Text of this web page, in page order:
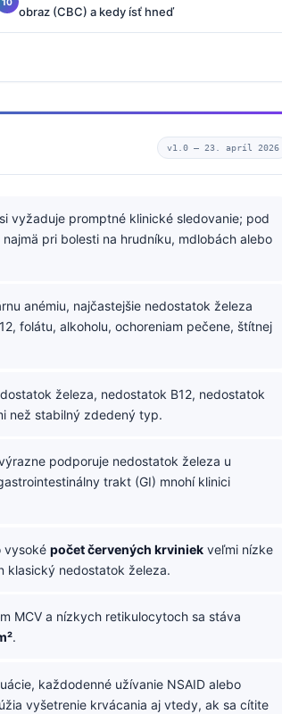
obraz (CBC) a kedy ísť hneď
v1.0 — 23. apríl 2026
vyžaduje promptné klinické sledovanie; pod
pri bolesti na hrudníku, mdlobách alebo
anémiu, najčastejšie nedostatok železa
folátu, alkoholu, ochoreniam pečene, štítnej
železa, nedostatok B12, nedostatok
než stabilný zdedený typ.
podporuje nedostatok železa u
trakt (GI) mnohí klinici
vysoké počet červených krviniek veľmi nízke
klasický nedostatok železa.
MCV a nízkych retikulocytoch sa stáva
.
každodenné užívanie NSAID alebo
vyšetrenie krvácania aj vtedy, ak sa cítite